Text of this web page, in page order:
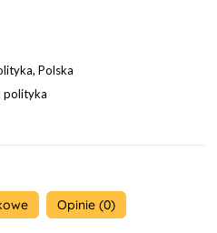
, Polska
polityka
Opinie (0)